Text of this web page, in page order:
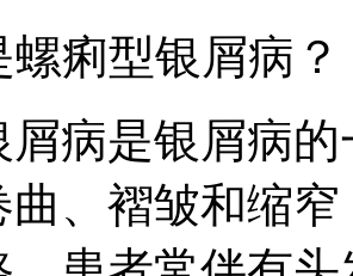
螺痢型银屑病？
屑病是银屑病
曲、褶皱和缩